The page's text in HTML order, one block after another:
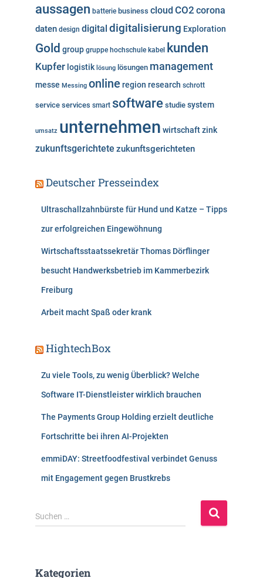
i
n
aussagen batterie business cloud CO2 corona
daten design digital digitalisierung Exploration
Gold group gruppe hochschule kabel kunden
Kupfer logistik lösung lösungen management
messe Messing online region research schrott
service services smart software studie system
umsatz unternehmen wirtschaftzink
zukunftsgerichtete zukunftsgerichteten
Deutscher Presseindex
Ultraschallzahnbürste für Hund und Katze – Tipps
zur erfolgreichen Eingewöhnung
Wirtschaftsstaatssekretär Thomas Dörflinger
besucht Handwerksbetrieb im Kammerbezirk
Freiburg
Arbeit macht Spaß oder krank
HightechBox
Zu viele Tools, zu wenig Überblick? Welche
Software IT-Dienstleister wirklich brauchen
The Payments Group Holding erzielt deutliche
Fortschritte bei ihren AI-Projekten
emmiDAY: Streetfoodfestival verbindet Genuss
mit Engagement gegen Brustkrebs
S
u
Suchen …
Kategorien